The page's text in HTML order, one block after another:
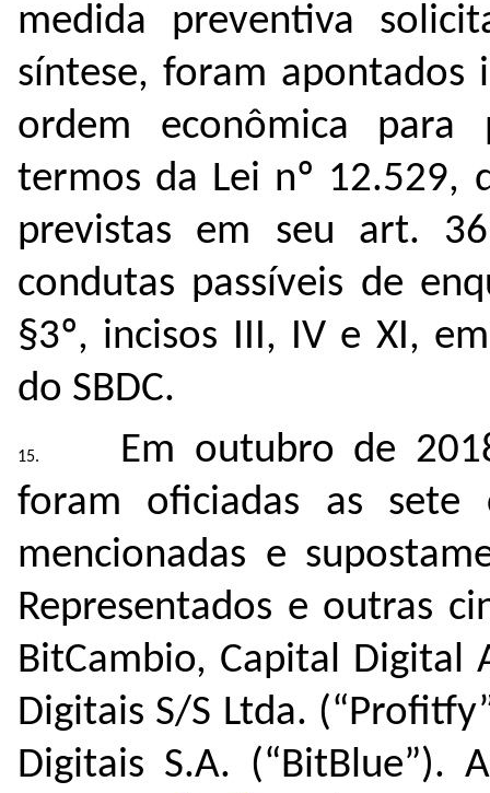
medida preventiva
síntese, foram apontados
ordem econômica para
termos da Lei nº 12.529,
previstas em seu art.
condutas passíveis de
§3º, incisos III, IV e XI,
do SBDC.
Em outubro de
foram oficiadas as sete
mencionadas e
Representados e outras
BitCambio, Capital Digital
Digitais S/S Ltda.
Digitais S.A.